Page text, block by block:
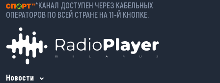
*КАНАЛ ДОСТУПЕН ЧЕРЕЗ КАБЕЛЬНЫХ
ОПЕРАТОРОВ ПО ВСЕЙ СТРАНЕ НА 11-Й КНОПКЕ.
Новости